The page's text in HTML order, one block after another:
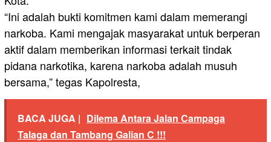
“Ini adalah bukti komitmen kami dalam memerangi
narkoba. Kami mengajak masyarakat untuk berperan
aktif dalam memberikan informasi terkait tindak
pidana narkotika, karena narkoba adalah musuh
bersama,” tegas Kapolresta,
BACA JUGA | Dilema Antara Jalan Campaga
Talaga dan Tambang Galian C !!!